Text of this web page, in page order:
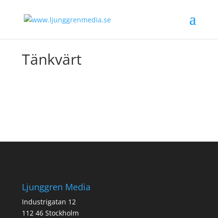
Tänkvärt
Ljunggren Media
Industrigatan 12
112 46 Stockholm